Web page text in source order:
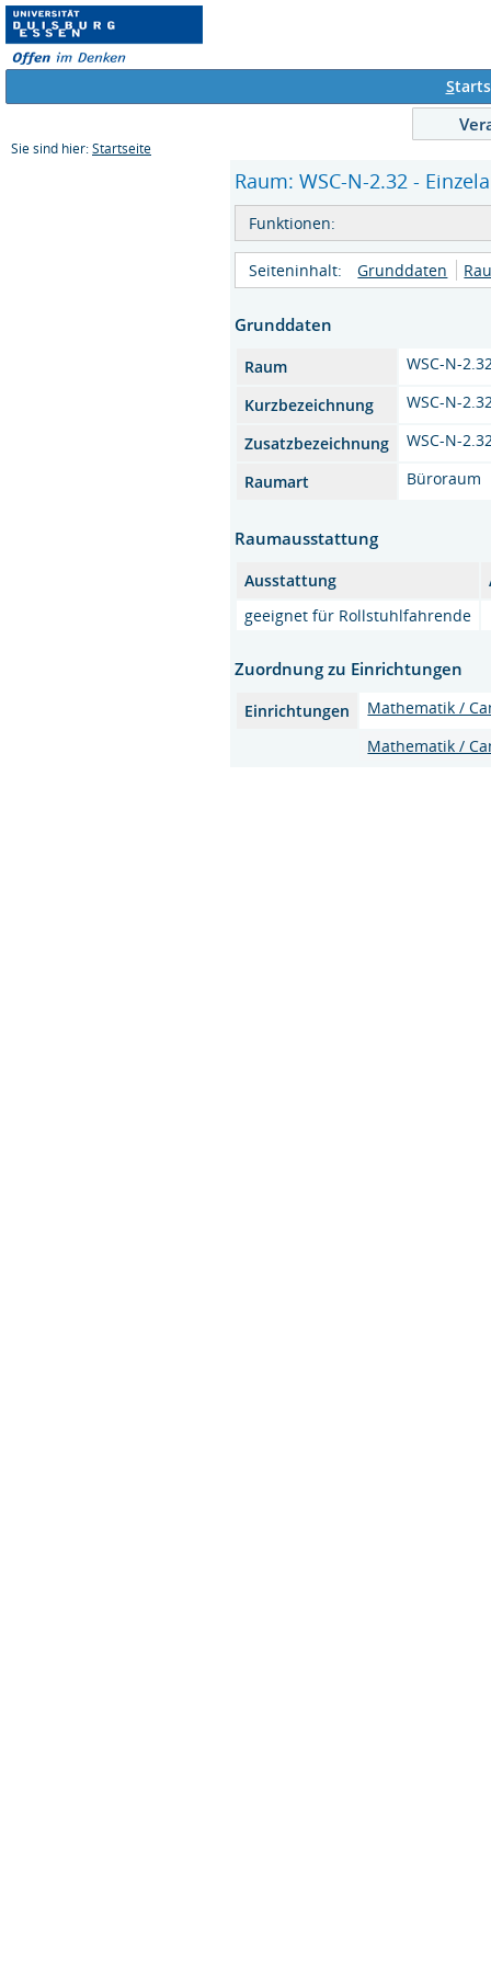
S
Sie sind hier: Startseite
Raum: WSC-N-2.32 -
Funktionen:
Seiteninhalt: Grunddaten
Grunddaten
Raum
WSC-N-
Kurzbezeichnung
WSC-N-
Zusatzbezeichnung
WSC-N-
Raumart
Büroraum
Raumausstattung
Ausstattung
geeignet für Rollstuhlfahrende
Zuordnung zu Einrichtungen
Einrichtungen
Mathematik /
Mathematik /